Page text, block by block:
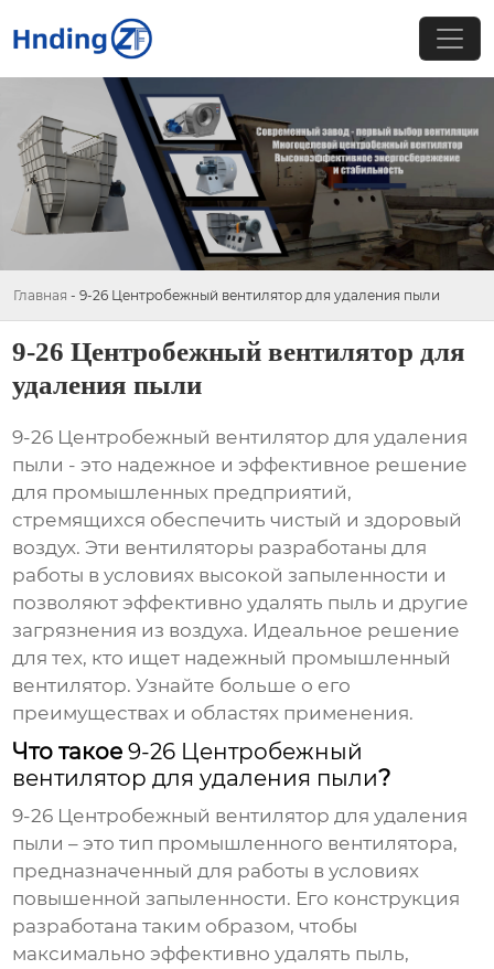
Главная - 9-26 Центробежный вентилятор для удаления пыли
9-26 Центробежный вентилятор для
удаления пыли
9-26 Центробежный вентилятор для удаления
пыли - это надежное и эффективное решение
для промышленных предприятий,
стремящихся обеспечить чистый и здоровый
воздух. Эти вентиляторы разработаны для
работы в условиях высокой запыленности и
позволяют эффективно удалять пыль и другие
загрязнения из воздуха. Идеальное решение
для тех, кто ищет надежный промышленный
вентилятор. Узнайте больше о его
преимуществах и областях применения.
Что такое9-26 Центробежный
вентилятор для удаления пыли?
9-26 Центробежный вентилятор для удаления
пыли – это тип промышленного вентилятора,
предназначенный для работы в условиях
повышенной запыленности. Его конструкция
разработана таким образом, чтобы
максимально эффективно удалять пыль,